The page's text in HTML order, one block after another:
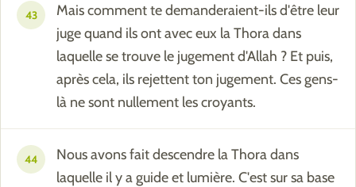
43
Mais comment te demanderaient-ils d'être leur
juge quand ils ont avec eux la Thora dans
laquelle se trouve le jugement d'Allah ? Et puis,
après cela, ils rejettent ton jugement. Ces gens-
là ne sont nullement les croyants.
44
Nous avons fait descendre la Thora dans
laquelle il y a guide et lumière. C'est sur sa base